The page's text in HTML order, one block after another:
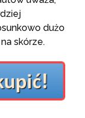
dużo
skórze.